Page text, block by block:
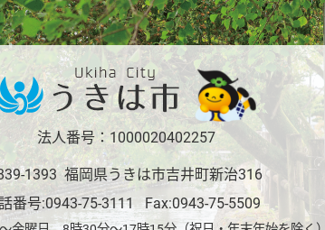
法人番号：1000020402257
1393 福岡県うきは市吉井町新治316
番号:0943-75-3111Fax:0943-75-5509